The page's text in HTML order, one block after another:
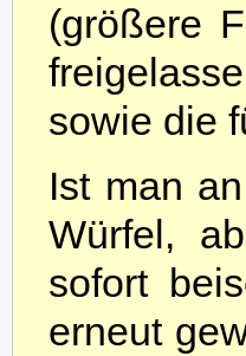
(größere
sowie die
Ist man
Würfel,
sofort
erneut